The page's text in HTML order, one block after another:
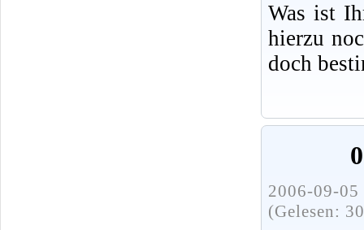
Was ist
hierzu
doch
2006-09-
(Gelesen: